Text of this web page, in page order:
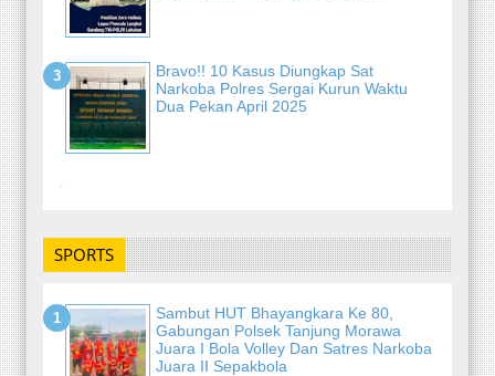
Bravo!! 10 Kasus Diungkap Sat
Narkoba Polres Sergai Kurun Waktu
Dua Pekan April 2025
-
SPORTS
Sambut HUT Bhayangkara Ke 80,
Gabungan Polsek Tanjung Morawa
Juara I Bola Volley Dan Satres Narkoba
Juara II Sepakbola